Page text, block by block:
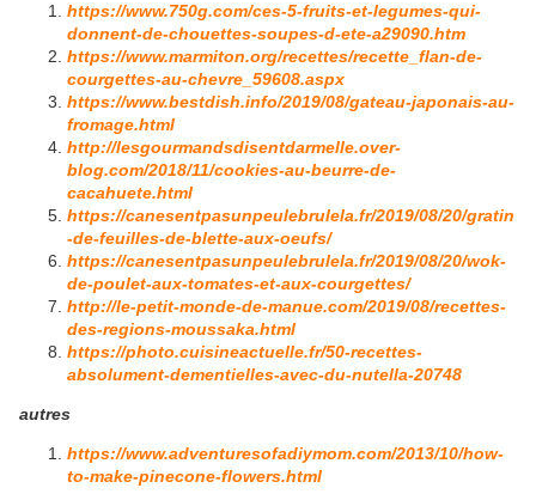
https://www.750g.com/ces-5-fruits-et-legumes-qui-
donnent-de-chouettes-soupes-d-ete-a29090.htm
https://www.marmiton.org/recettes/recette_flan-de-
courgettes-au-chevre_59608.aspx
https://www.bestdish.info/2019/08/gateau-japonais-au-
fromage.html
http://lesgourmandsdisentdarmelle.over-
blog.com/2018/11/cookies-au-beurre-de-
cacahuete.html
https://canesentpasunpeulebrulela.fr/2019/08/20/gratin
-de-feuilles-de-blette-aux-oeufs/
https://canesentpasunpeulebrulela.fr/2019/08/20/wok-
de-poulet-aux-tomates-et-aux-courgettes/
http://le-petit-monde-de-manue.com/2019/08/recettes-
des-regions-moussaka.html
https://photo.cuisineactuelle.fr/50-recettes-
absolument-dementielles-avec-du-nutella-20748
autres
https://www.adventuresofadiymom.com/2013/10/how-
to-make-pinecone-flowers.html